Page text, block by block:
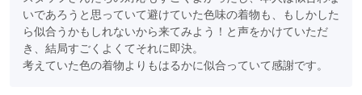
いであろうと思っていて避けていた色味の着物も、もしかした
ら似合うかもしれないから来てみよう！と声をかけていただ
き、結局すごくよくてそれに即決。
考えていた色の着物よりもはるかに似合っていて感謝です。